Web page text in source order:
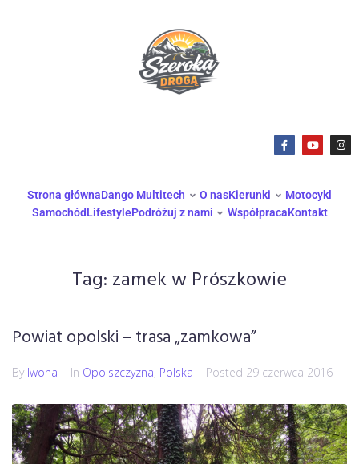
Strona głównaDango Multitech O nasKierunki
Motocykl
SamochódLifestylePodróżuj z nami WspółpracaKontakt
Tag: zamek w Prószkowie
Powiat opolski – trasa „zamkowa”
By Iwona In Opolszczyzna, Polska Posted 29 czerwca 2016